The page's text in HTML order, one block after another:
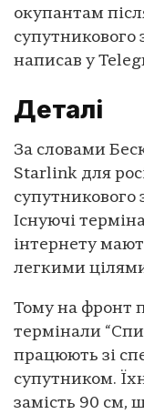
окупантам
супутникового
написав у
Деталі
За словами
Starlink для
супутникового
Існуючі
інтернету
легкими
Тому на фронт
термінали
працюють зі
супутником.
замість 90 см,